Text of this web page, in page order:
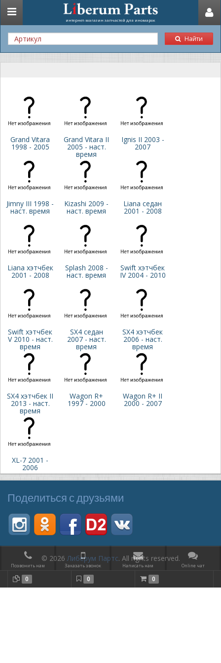
Toggle
navigation
интернет-магазин запчастей для иномарок
Найти
Grand Vitara
1998 - 2005
Grand Vitara II
2005 - наст.
время
Ignis II 2003 -
2007
Jimny III 1998 -
наст. время
Kizashi 2009 -
наст. время
Liana седан
2001 - 2008
Liana хэтчбек
2001 - 2008
Splash 2008 -
наст. время
Swift хэтчбек
IV 2004 - 2010
Swift хэтчбек
V 2010 - наст.
время
SX4 седан
2007 - наст.
время
SX4 хэтчбек
2006 - наст.
время
SX4 хэтчбек II
2013 - наст.
время
Wagon R+
1997 - 2000
Wagon R+ II
2000 - 2007
XL-7 2001 -
2006
Поделиться с друзьями
© 2026Либерум Партс. All rights reserved.
0 0 0
Позвонить нам Заказать звонок Написать нам Online чат